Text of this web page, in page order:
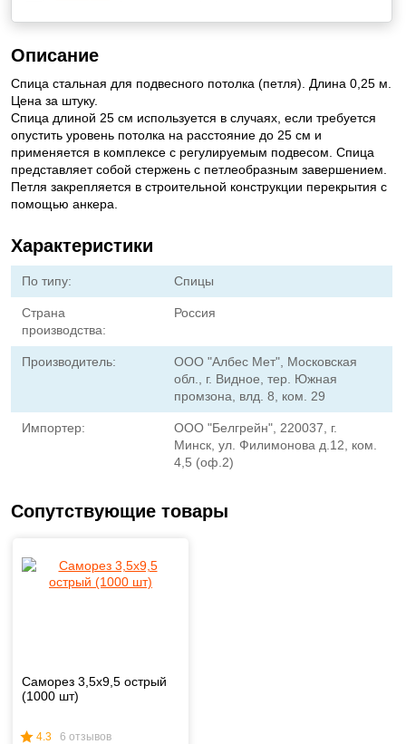
Описание
Спица стальная для подвесного потолка (петля). Длина 0,25 м.
Цена за штуку.
Спица длиной 25 см используется в случаях, если требуется
опустить уровень потолка на расстояние до 25 см и
применяется в комплексе с регулируемым подвесом. Спица
представляет собой стержень с петлеобразным завершением.
Петля закрепляется в строительной конструкции перекрытия с
помощью анкера.
Характеристики
По типу: Спицы
Страна
производства:
Россия
Производитель:
ООО "Албес Мет", Московская
обл., г. Видное, тер. Южная
промзона, влд. 8, ком. 29
Импортер:
ООО "Белгрейн", 220037, г.
Минск, ул. Филимонова д.12, ком.
4,5 (оф.2)
Сопутствующие товары
Саморез 3,5x9,5 острый
(1000 шт)
4.3 6 отзывов